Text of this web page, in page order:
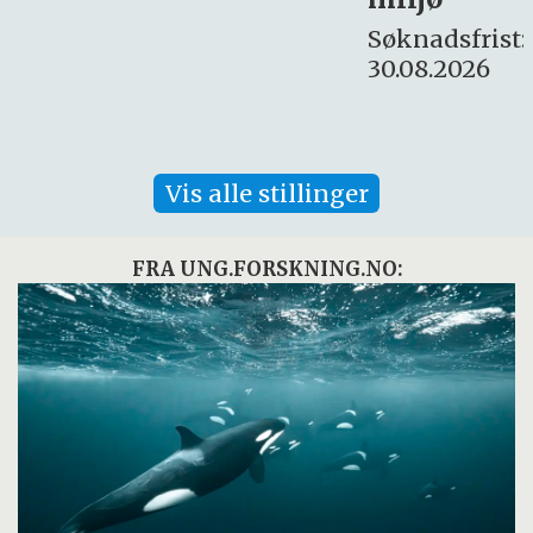
Vis alle stillinger
FRA UNG.FORSKNING.NO: